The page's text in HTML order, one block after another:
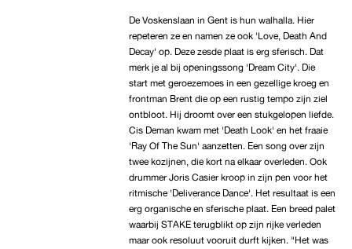
De Voskenslaan in Gent is hun walhalla. Hier
repeteren ze en namen ze ook 'Love, Death And
Decay' op. Deze zesde plaat is erg sferisch. Dat
merk je al bij openingssong 'Dream City'. Die
start met geroezemoes in een gezellige kroeg en
frontman Brent die op een rustig tempo zijn ziel
ontbloot. Hij droomt over een stukgelopen liefde.
Cis Deman kwam met 'Death Look' en het fraaie
'Ray Of The Sun' aanzetten. Een song over zijn
twee kozijnen, die kort na elkaar overleden. Ook
drummer Joris Casier kroop in zijn pen voor het
ritmische 'Deliverance Dance'. Het resultaat is een
erg organische en sferische plaat. Een breed palet
waarbij STAKE terugblikt op zijn rijke verleden
maar ook resoluut vooruit durft kijken. "Het was